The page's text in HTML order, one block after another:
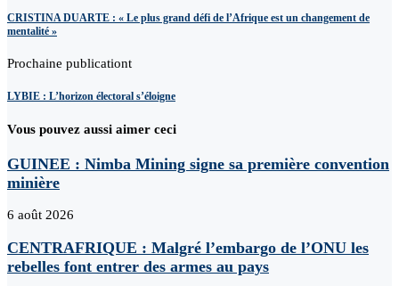
CRISTINA DUARTE : « Le plus grand défi de l’Afrique est un changement de
mentalité »
Prochaine publicationt
LYBIE : L’horizon électoral s’éloigne
Vous pouvez aussi aimer ceci
GUINEE : Nimba Mining signe sa première convention
minière
6 août 2026
CENTRAFRIQUE : Malgré l’embargo de l’ONU les
rebelles font entrer des armes au pays